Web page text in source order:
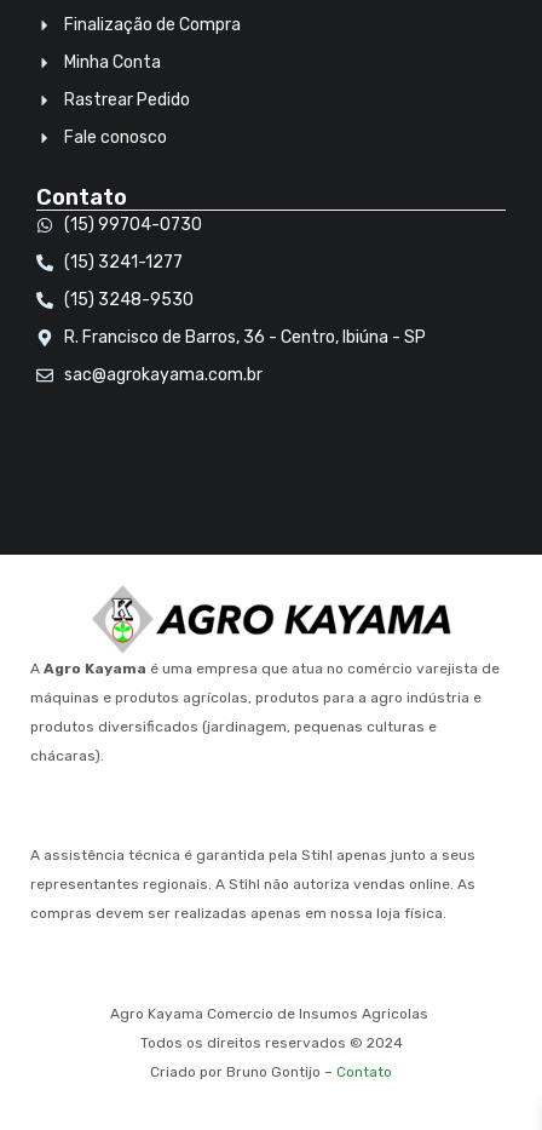
Finalização de Compra
Minha Conta
Rastrear Pedido
Fale conosco
Contato
(15) 99704-0730
(15) 3241-1277
(15) 3248-9530
R. Francisco de Barros, 36 - Centro, Ibiúna - SP
sac@agrokayama.com.br
A Agro Kayama é uma empresa que atua no comércio varejista de
máquinas e produtos agrícolas, produtos para a agro indústria e
produtos diversificados (jardinagem, pequenas culturas e
chácaras).
A assistência técnica é garantida pela Stihl apenas junto a seus
representantes regionais. A Stihl não autoriza vendas online. As
compras devem ser realizadas apenas em nossa loja física.
Agro Kayama Comercio de Insumos Agricolas
Todos os direitos reservados © 2024
Criado por Bruno Gontijo – Contato